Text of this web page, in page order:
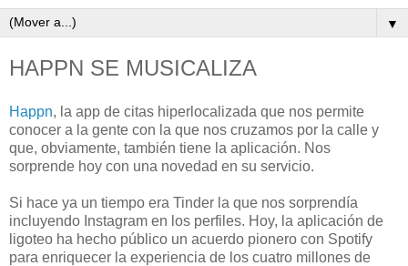
▼
HAPPN SE MUSICALIZA
Happn, la app de citas hiperlocalizada que nos permite
conocer a la gente con la que nos cruzamos por la calle y
que, obviamente, también tiene la aplicación. Nos
sorprende hoy con una novedad en su servicio.
Si hace ya un tiempo era Tinder la que nos sorprendía
incluyendo Instagram en los perfiles. Hoy, la aplicación de
ligoteo ha hecho público un acuerdo pionero con Spotify
para enriquecer la experiencia de los cuatro millones de